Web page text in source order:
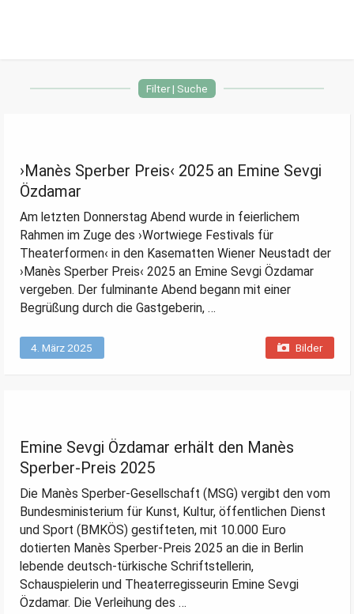
Filter | Suche
›Manès Sperber Preis‹ 2025 an Emine Sevgi
Özdamar
Am letzten Donnerstag Abend wurde in feierlichem
Rahmen im Zuge des ›Wortwiege Festivals für
Theaterformen‹ in den Kasematten Wiener Neustadt der
›Manès Sperber Preis‹ 2025 an Emine Sevgi Özdamar
vergeben. Der fulminante Abend begann mit einer
Begrüßung durch die Gastgeberin, …
4. März 2025 Bilder
Emine Sevgi Özdamar erhält den Manès
Sperber-Preis 2025
Die Manès Sperber-Gesellschaft (MSG) vergibt den vom
Bundesministerium für Kunst, Kultur, öffentlichen Dienst
und Sport (BMKÖS) gestifteten, mit 10.000 Euro
dotierten Manès Sperber-Preis 2025 an die in Berlin
lebende deutsch-türkische Schriftstellerin,
Schauspielerin und Theaterregisseurin Emine Sevgi
Özdamar. Die Verleihung des …